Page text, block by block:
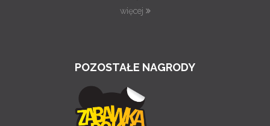
więcej
POZOSTAŁE NAGRODY